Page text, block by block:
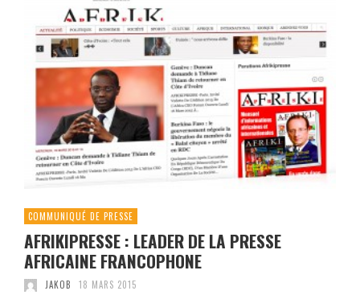
COMMUNIQUÉ DE PRESSE
AFRIKIPRESSE : LEADER DE LA PRESSE
AFRICAINE FRANCOPHONE
JAKOB 18 MARS 2015